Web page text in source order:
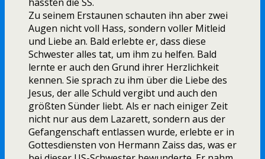
Zu seinem Erstaunen schauten ihn aber zwei
Augen nicht voll Hass, sondern voller Mitleid
und Liebe an. Bald erlebte er, dass diese
Schwester alles tat, um ihm zu helfen. Bald
lernte er auch den Grund ihrer Herzlichkeit
kennen. Sie sprach zu ihm über die Liebe des
Jesus, der alle Schuld vergibt und auch den
größten Sünder liebt. Als er nach einiger Zeit
nicht nur aus dem Lazarett, sondern aus der
Gefangenschaft entlassen wurde, erlebte er in
Gottesdiensten von Hermann Zaiss das, was er